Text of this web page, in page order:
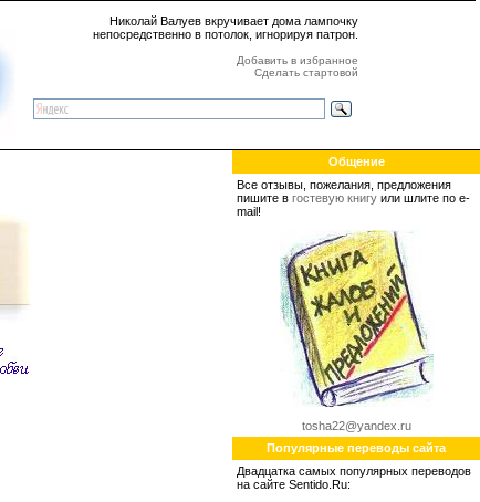
Николай Валуев вкручивает дома лампочку
непосредственно в потолок, игнорируя патрон.
Добавить в избранное
Сделать стартовой
Общение
Все отзывы, пожелания, предложения
пишите в гостевую книгу или шлите по e-
mail!
tosha22@yandex.ru
Популярные переводы сайта
Двадцатка самых популярных переводов
на сайте Sentido.Ru: